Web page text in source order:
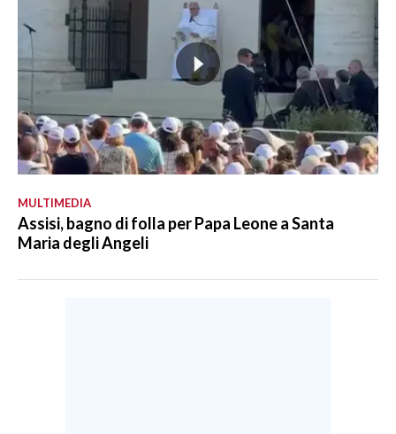
MULTIMEDIA
Assisi, bagno di folla per Papa Leone a Santa
Maria degli Angeli